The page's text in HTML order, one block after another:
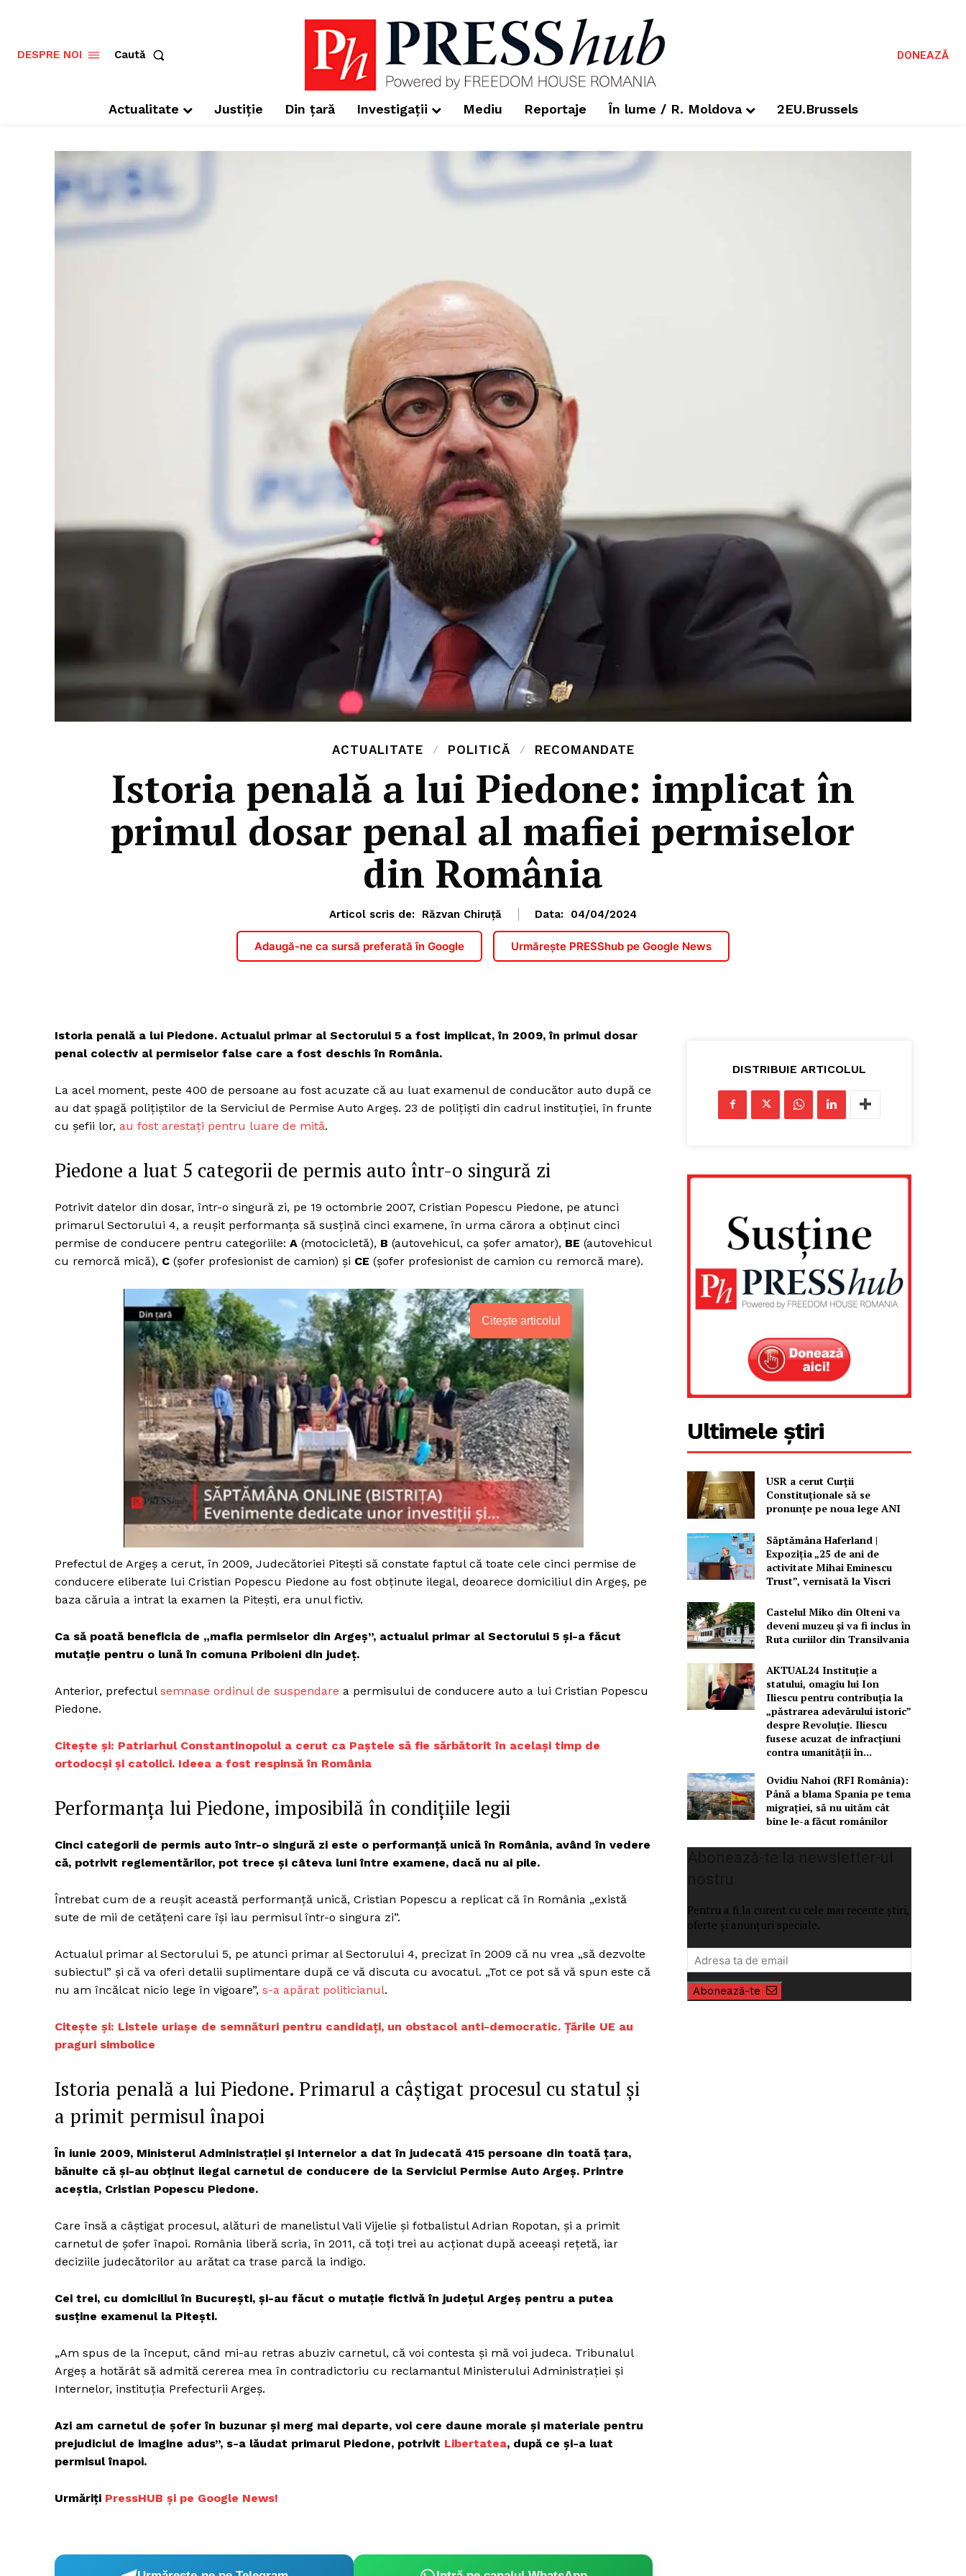
FREEDOM HOUSE
PRESShub
Rețea
DESPRE NOI Caută DONEAZĂ
Actualitate Justiție Din țară Investigații Mediu Reportaje În lume / R. Moldova 2EU.Brussels
ACTUALITATE POLITICĂ RECOMANDATE
Istoria penală a lui Piedone: implicat în
primul dosar penal al mafiei permiselor
din România
Articol scris de: Răzvan Chiruță Data: 04/04/2024
Adaugă-ne ca sursă preferată în Google Urmărește PRESShub pe Google News
Istoria penală a lui Piedone. Actualul primar al Sectorului 5 a fost implicat, în 2009, în primul dosar
penal colectiv al permiselor false care a fost deschis în România.
La acel moment, peste 400 de persoane au fost acuzate că au luat examenul de conducător auto după ce
au dat şpagă polițiștilor de la Serviciul de Permise Auto Argeș. 23 de poliţişti din cadrul instituției, în frunte
cu şefii lor, au fost arestaţi pentru luare de mită.
Piedone a luat 5 categorii de permis auto într-o singură zi
Potrivit datelor din dosar, într-o singură zi, pe 19 octombrie 2007, Cristian Popescu Piedone, pe atunci
primarul Sectorului 4, a reuşit performanţa să susţină cinci examene, în urma cărora a obţinut cinci
permise de conducere pentru categoriile: A (motocicletă), B (autovehicul, ca şofer amator), BE (autovehicul
cu remorcă mică), C (şofer profesionist de camion) şi CE (şofer profesionist de camion cu remorcă mare).
Citește articolul
Prefectul de Argeş a cerut, în 2009, Judecătoriei Pitești să constate faptul că toate cele cinci permise de
conducere eliberate lui Cristian Popescu Piedone au fost obţinute ilegal, deoarece domiciliul din Argeş, pe
baza căruia a intrat la examen la Piteşti, era unul fictiv.
Ca să poată beneficia de „mafia permiselor din Argeș”, actualul primar al Sectorului 5 şi-a făcut
mutaţie pentru o lună în comuna Priboieni din județ.
Anterior, prefectul semnase ordinul de suspendare a permisului de conducere auto a lui Cristian Popescu
Piedone.
Citește și: Patriarhul Constantinopolul a cerut ca Paștele să fie sărbătorit în același timp de
ortodocși și catolici. Ideea a fost respinsă în România
Performanța lui Piedone, imposibilă în condițiile legii
Cinci categorii de permis auto într-o singură zi este o performanță unică în România, având în vedere
că, potrivit reglementărilor, pot trece și câteva luni între examene, dacă nu ai pile.
Întrebat cum de a reușit această performanță unică, Cristian Popescu a replicat că în România „există
sute de mii de cetățeni care își iau permisul într-o singura zi”.
Actualul primar al Sectorului 5, pe atunci primar al Sectorului 4, precizat în 2009 că nu vrea „să dezvolte
subiectul” și că va oferi detalii suplimentare după ce vă discuta cu avocatul. „Tot ce pot să vă spun este că
nu am încălcat nicio lege în vigoare”, s-a apărat politicianul.
Citește și: Listele uriașe de semnături pentru candidați, un obstacol anti-democratic. Țările UE au
praguri simbolice
Istoria penală a lui Piedone. Primarul a câștigat procesul cu statul și
a primit permisul înapoi
În iunie 2009, Ministerul Administraţiei şi Internelor a dat în judecată 415 persoane din toată ţara,
bănuite că şi-au obţinut ilegal carnetul de conducere de la Serviciul Permise Auto Argeş. Printre
aceștia, Cristian Popescu Piedone.
Care însă a câștigat procesul, alături de manelistul Vali Vijelie şi fotbalistul Adrian Ropotan, și a primit
carnetul de șofer înapoi. România liberă scria, în 2011, că toți trei au acţionat după aceeaşi reţetă, iar
deciziile judecătorilor au arătat ca trase parcă la indigo.
Cei trei, cu domiciliul în București, şi-au făcut o mutaţie fictivă în judeţul Argeş pentru a putea
susţine examenul la Piteşti.
„Am spus de la început, când mi-au retras abuziv carnetul, că voi contesta și mă voi judeca. Tribunalul
Argeș a hotărât să admită cererea mea în contradictoriu cu reclamantul Ministerului Administrației și
Internelor, instituția Prefecturii Argeș.
Azi am carnetul de șofer în buzunar și merg mai departe, voi cere daune morale și materiale pentru
prejudiciul de imagine adus”, s-a lăudat primarul Piedone, potrivit Libertatea, după ce și-a luat
permisul înapoi.
Urmăriți PressHUB și pe Google News!
DISTRIBUIE ARTICOLUL
Ultimele știri
USR a cerut Curții
Constituționale să se
pronunțe pe noua lege ANI
Săptămâna Haferland |
Expoziţia „25 de ani de
activitate Mihai Eminescu
Trust”, vernisată la Viscri
Castelul Miko din Olteni va
deveni muzeu şi va fi inclus în
Ruta curiilor din Transilvania
AKTUAL24 Instituție a
statului, omagiu lui Ion
Iliescu pentru contribuția la
„păstrarea adevărului istoric”
despre Revoluție. Iliescu
fusese acuzat de infracțiuni
contra umanității în...
Ovidiu Nahoi (RFI România):
Până a blama Spania pe tema
migrației, să nu uităm cât
bine le-a făcut românilor
Pentru a fi la curent cu cele mai recente știri,
oferte și anunțuri speciale.
Abonează-te